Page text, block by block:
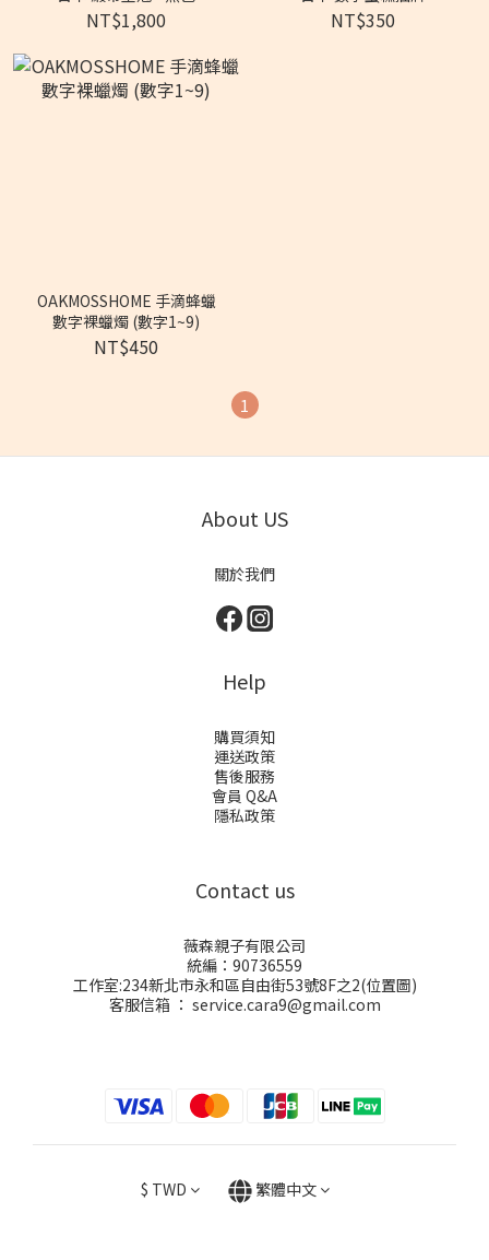
NT$1,800 NT$350
OAKMOSSHOME 手滴蜂蠟
數字裸蠟燭 (數字1~9)
NT$450
1
About US
關於我們
Help
購買須知
運送政策
售後服務
會員 Q&A
隱私政策
Contact us
薇森親子有限公司
統編：90736559
工作室:234新北市永和區自由街53號8F之2(位置圖)
客服信箱 ： service.cara9@gmail.com
$ TWD 繁體中文